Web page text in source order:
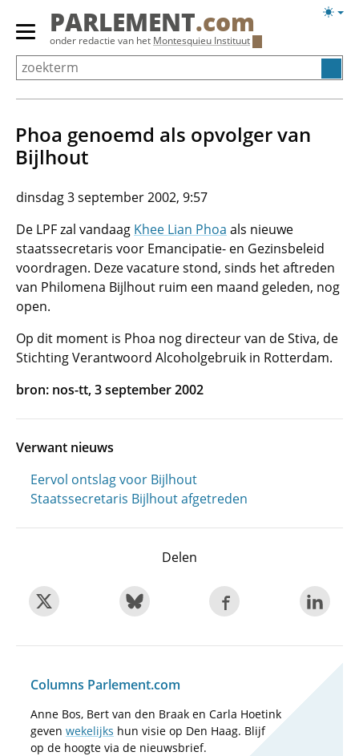
Overslaan
Primair
menu
tonen/verbergen
PARLEMENT.com
onder redactie van het Montesquieu Instituut
Phoa genoemd als opvolger van
Bijlhout
dinsdag 3 september 2002, 9:57
De LPF zal vandaag Khee Lian Phoa als nieuwe
staatssecretaris voor Emancipatie- en Gezinsbeleid
voordragen. Deze vacature stond, sinds het aftreden
van Philomena Bijlhout ruim een maand geleden, nog
open.
Op dit moment is Phoa nog directeur van de Stiva, de
Stichting Verantwoord Alcoholgebruik in Rotterdam.
bron: nos-tt, 3 september 2002
Verwant nieuws
Eervol ontslag voor Bijlhout
Staatssecretaris Bijlhout afgetreden
Delen
Columns Parlement.com
Anne Bos, Bert van den Braak en Carla Hoetink
geven wekelijks hun visie op Den Haag. Blijf
op de hoogte via de nieuwsbrief.